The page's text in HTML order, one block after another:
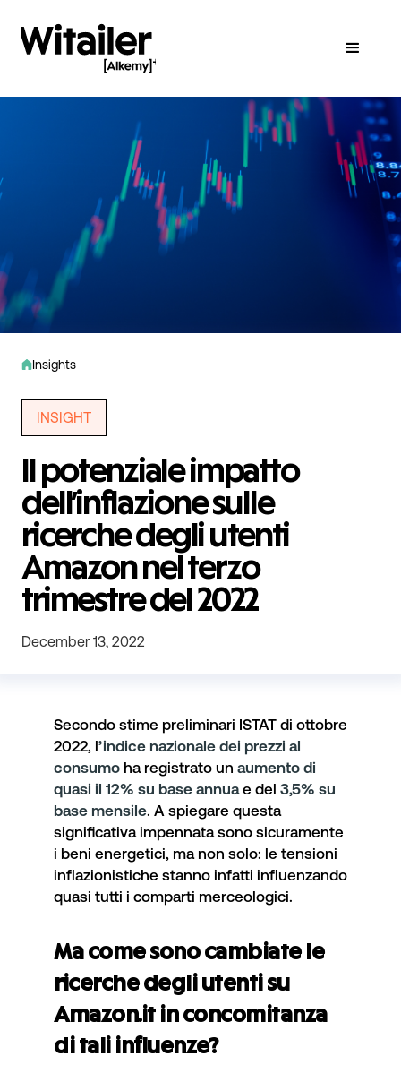
Insights
INSIGHT
Il potenziale impatto
dell’inflazione sulle
ricerche degli utenti
Amazon nel terzo
trimestre del 2022
December 13, 2022
Secondo stime preliminari ISTAT di ottobre
2022, l’indice nazionale dei prezzi al
consumo ha registrato un aumento di
quasi il 12% su base annuae del 3,5% su
base mensile. A spiegare questa
significativa impennata sono sicuramente
i beni energetici, ma non solo: le tensioni
inflazionistiche stanno infatti influenzando
quasi tutti i comparti merceologici.
Ma come sono cambiate le
ricerche degli utenti su
Amazon.it in concomitanza
di tali influenze?